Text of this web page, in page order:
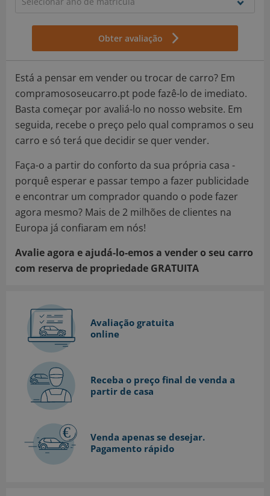
Obter avaliação
Está a pensar em vender ou trocar de carro? Em
compramososeucarro.pt pode fazê-lo de imediato.
Basta começar por avaliá-lo no nosso website. Em
seguida, recebe o preço pelo qual compramos o seu
carro e só terá que decidir se quer vender.
Faça-o a partir do conforto da sua própria casa -
porquê esperar e passar tempo a fazer publicidade
e encontrar um comprador quando o pode fazer
agora mesmo? Mais de 2 milhões de clientes na
Europa já confiaram em nós!
Avalie agora e ajudá-lo-emos a vender o seu carro
com reserva de propriedade GRATUITA
Avaliação gratuita
online
Receba o preço final de venda a
partir de casa
Venda apenas se desejar.
Pagamento rápido